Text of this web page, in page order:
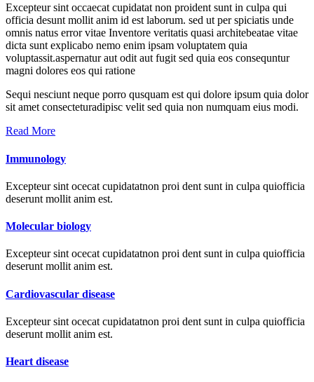
Excepteur sint occaecat cupidatat non proident sunt in culpa qui
officia desunt mollit anim id est laborum. sed ut per spiciatis unde
omnis natus error vitae Inventore veritatis quasi architebeatae vitae
dicta sunt explicabo nemo enim ipsam voluptatem quia
voluptassit.aspernatur aut odit aut fugit sed quia eos consequntur
magni dolores eos qui ratione
Sequi nesciunt neque porro qusquam est qui dolore ipsum quia dolor
sit amet consecteturadipisc velit sed quia non numquam eius modi.
Read More
Immunology
Excepteur sint ocecat cupidatatnon proi dent sunt in culpa quiofficia
deserunt mollit anim est.
Molecular biology
Excepteur sint ocecat cupidatatnon proi dent sunt in culpa quiofficia
deserunt mollit anim est.
Cardiovascular disease
Excepteur sint ocecat cupidatatnon proi dent sunt in culpa quiofficia
deserunt mollit anim est.
Heart disease